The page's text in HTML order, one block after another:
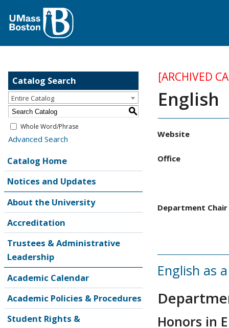
Catalog Search
Entire Catalog
S
Whole Word/Phrase
Advanced Search
Catalog Home
Notices and Updates
About the University
Accreditation
Trustees & Administrative
Leadership
Academic Calendar
Academic Policies & Procedures
Student Rights &
[ARCHIVED
English
Website
Office
Department Chair
English as
Honors in